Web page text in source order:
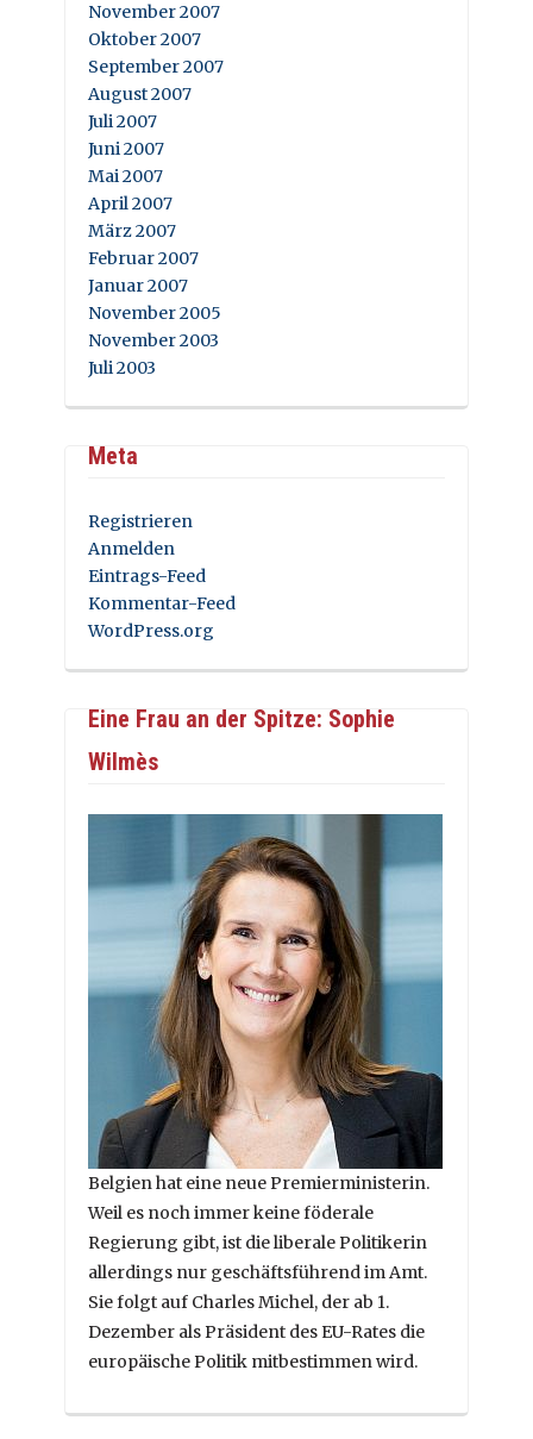
November 2007
Oktober 2007
September 2007
August 2007
Juli 2007
Juni 2007
Mai 2007
April 2007
März 2007
Februar 2007
Januar 2007
November 2005
November 2003
Juli 2003
Meta
Registrieren
Anmelden
Eintrags-Feed
Kommentar-Feed
WordPress.org
Eine Frau an der Spitze: Sophie
Wilmès
Belgien hat eine neue Premierministerin.
Weil es noch immer keine föderale
Regierung gibt, ist die liberale Politikerin
allerdings nur geschäftsführend im Amt.
Sie folgt auf Charles Michel, der ab 1.
Dezember als Präsident des EU-Rates die
europäische Politik mitbestimmen wird.